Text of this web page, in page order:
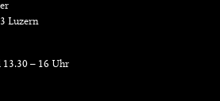
Luzern
13.30 – 16 Uhr